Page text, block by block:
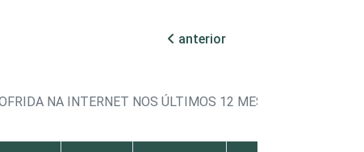
anterior
NA INTERNET NOS ÚLTIMOS 12 MESES